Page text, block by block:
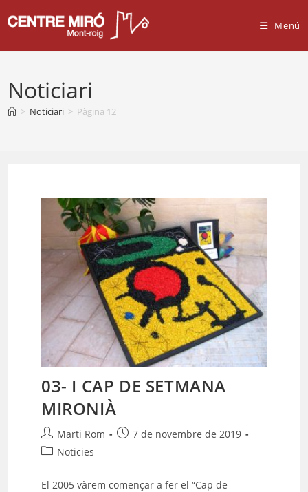
Menú
Noticiari
> Noticiari > Pàgina 12
03- I CAP DE SETMANA
MIRONIÀ
Autor
de
Marti Rom
Entrada
7 de novembre de 2019
Categoria
l'entrada:
Noticies
El 2005 vàrem començar a fer el “Cap de